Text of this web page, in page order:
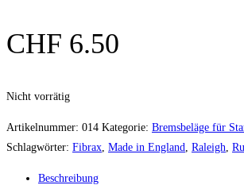
CHF 6.50
Nicht vorrätig
Artikelnummer: 014 Kategorie: Bremsbeläge für
Schlagwörter: Fibrax Made in England Raleigh
Beschreibung